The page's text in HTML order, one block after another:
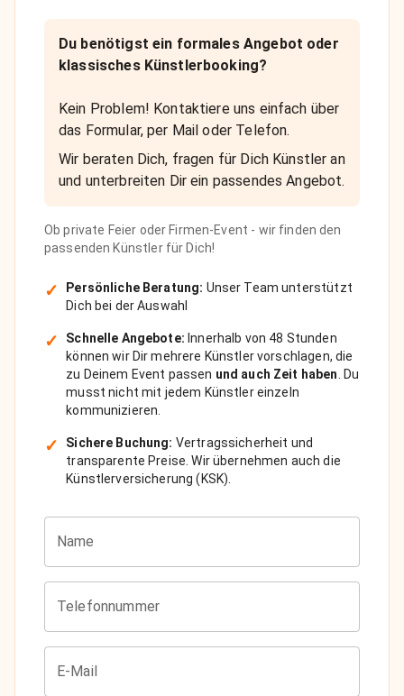
Du benötigst ein formales Angebot oder
klassisches Künstlerbooking?
Kein Problem! Kontaktiere uns einfach über
das Formular, per Mail oder Telefon.
Wir beraten Dich, fragen für Dich Künstler an
und unterbreiten Dir ein passendes Angebot.
Ob private Feier oder Firmen-Event - wir finden den
passenden Künstler für Dich!
✓ Persönliche Beratung: Unser Team unterstützt
Dich bei der Auswahl
✓ Schnelle Angebote: Innerhalb von 48 Stunden
können wir Dir mehrere Künstler vorschlagen, die
zu Deinem Event passen und auch Zeit haben. Du
musst nicht mit jedem Künstler einzeln
kommunizieren.
✓ Sichere Buchung: Vertragssicherheit und
transparente Preise. Wir übernehmen auch die
Künstlerversicherung (KSK).
Name
Telefonnummer
E-Mail